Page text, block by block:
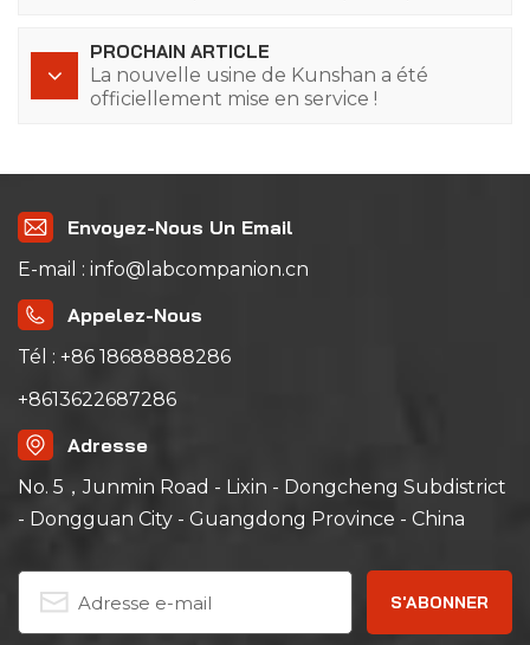
PROCHAIN ARTICLE
La nouvelle usine de Kunshan a été
officiellement mise en service !
Envoyez-Nous Un Email
E-mail : info@labcompanion.cn
Appelez-Nous
Tél : +86 18688888286
+8613622687286
Adresse
No. 5，Junmin Road - Lixin - Dongcheng Subdistrict
- Dongguan City - Guangdong Province - China